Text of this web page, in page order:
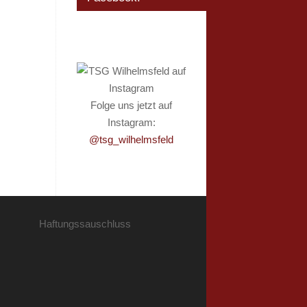
Folge uns jetzt auf
Instagram:
@tsg_wilhelmsfeld
Haftungssauschluss